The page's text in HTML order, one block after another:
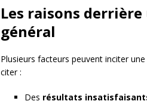
Les raisons
général
Plusieurs facteurs peuvent inciter
citer :
Des résultats